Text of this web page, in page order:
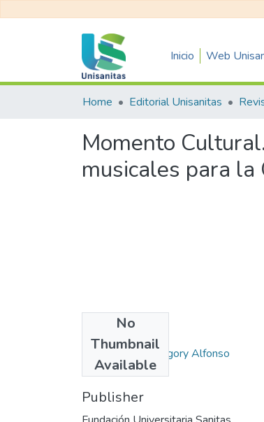
Inicio Web
Home Editorial Unisanitas
Momento
musicales para la
No
Thumbnail
Available
Authors
García Morán, Grégory Alfonso
Publisher